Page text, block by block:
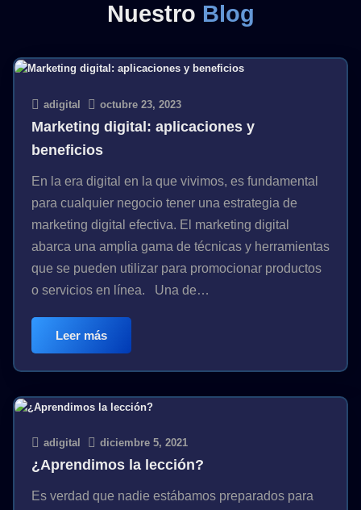
Nuestro Blog
adigital octubre 23, 2023
Marketing digital: aplicaciones y
beneficios
En la era digital en la que vivimos, es fundamental
para cualquier negocio tener una estrategia de
marketing digital efectiva. El marketing digital
abarca una amplia gama de técnicas y herramientas
que se pueden utilizar para promocionar productos
o servicios en línea. Una de…
Leer más
adigital diciembre 5, 2021
¿Aprendimos la lección?
Es verdad que nadie estábamos preparados para